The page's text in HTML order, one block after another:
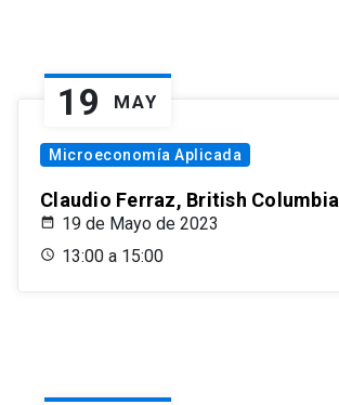
19 MAY
Microeconomía Aplicada
Claudio Ferraz, British Columbia
19 de Mayo de 2023
13:00 a 15:00